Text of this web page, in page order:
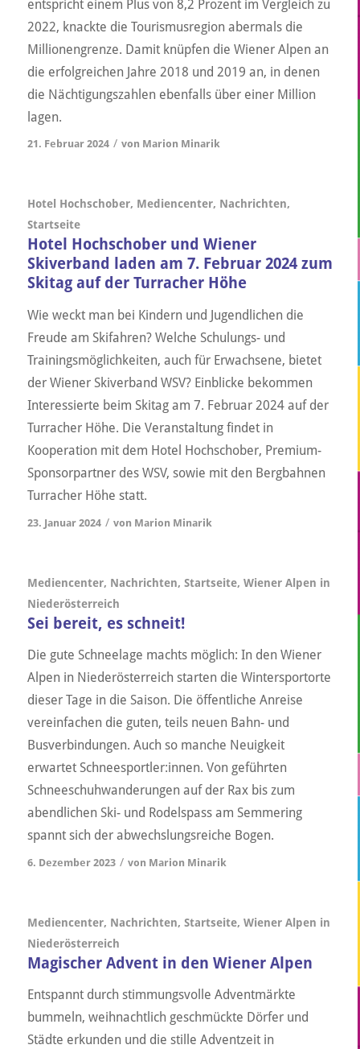
entspricht einem Plus von 8,2 Prozent im Vergleich zu
2022, knackte die Tourismusregion abermals die
Millionengrenze. Damit knüpfen die Wiener Alpen an
die erfolgreichen Jahre 2018 und 2019 an, in denen
die Nächtigungszahlen ebenfalls über einer Million
lagen.
21. Februar 2024 / von Marion Minarik
Hotel Hochschober, Mediencenter, Nachrichten,
Startseite
Hotel Hochschober und Wiener
Skiverband laden am 7. Februar 2024 zum
Skitag auf der Turracher Höhe
Wie weckt man bei Kindern und Jugendlichen die
Freude am Skifahren? Welche Schulungs- und
Trainingsmöglichkeiten, auch für Erwachsene, bietet
der Wiener Skiverband WSV? Einblicke bekommen
Interessierte beim Skitag am 7. Februar 2024 auf der
Turracher Höhe. Die Veranstaltung findet in
Kooperation mit dem Hotel Hochschober, Premium-
Sponsorpartner des WSV, sowie mit den Bergbahnen
Turracher Höhe statt.
23. Januar 2024 / von Marion Minarik
Mediencenter, Nachrichten, Startseite, Wiener Alpen in
Niederösterreich
Sei bereit, es schneit!
Die gute Schneelage machts möglich: In den Wiener
Alpen in Niederösterreich starten die Wintersportorte
dieser Tage in die Saison. Die öffentliche Anreise
vereinfachen die guten, teils neuen Bahn- und
Busverbindungen. Auch so manche Neuigkeit
erwartet Schneesportler:innen. Von geführten
Schneeschuhwanderungen auf der Rax bis zum
abendlichen Ski- und Rodelspass am Semmering
spannt sich der abwechslungsreiche Bogen.
6. Dezember 2023 / von Marion Minarik
Mediencenter, Nachrichten, Startseite, Wiener Alpen in
Niederösterreich
Magischer Advent in den Wiener Alpen
Entspannt durch stimmungsvolle Adventmärkte
bummeln, weihnachtlich geschmückte Dörfer und
Städte erkunden und die stille Adventzeit in